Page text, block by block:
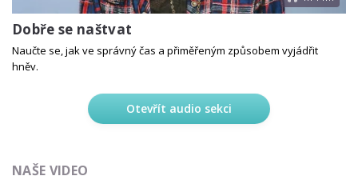
Dobře se naštvat
Naučte se, jak ve správný čas a přiměřeným způsobem vyjádřit
hněv.
Otevřít audio sekci
NAŠE VIDEO